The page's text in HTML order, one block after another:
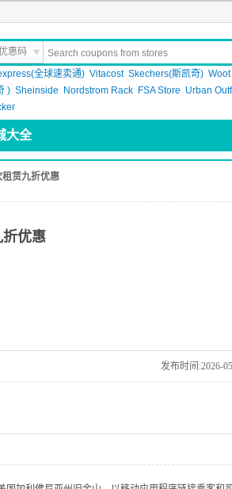
惠码
单
全球速卖通) Vitacost Skechers(斯凯奇) Woot
) Sheinside Nordstrom Rack FSA Store Urban
大全
赁九折优惠
优惠
发布时间:2026-